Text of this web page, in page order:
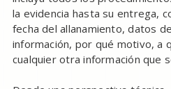
la evidencia hasta su entrega,
fecha del allanamiento, datos
información, por qué motivo, a
cualquier otra información que